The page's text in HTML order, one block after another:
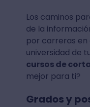
Los caminos
de la
por carreras en
universidad de
cursos de
mejor para ti?
Grados y